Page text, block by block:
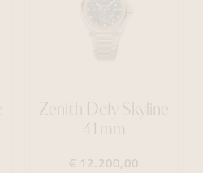
Zenith Defy Skyline
41mm
€ 12.200,00